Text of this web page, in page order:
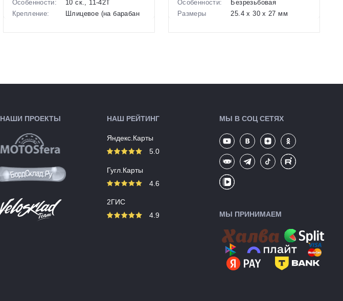
Особенности:
10 ск., 11-42T
Крепление:
Шлицевое (на барабан
(выпускаемые):
Особенности:
Безрезьбовая
Размеры
25.4 x 30 x 27 мм
(выпускаемые):
НАШИ ПРОЕКТЫ НАШ РЕЙТИНГ
Яндекс.Карты
5.0
Гугл.Карты
4.6
2ГИС
4.9
МЫ В СОЦ СЕТЯХ
МЫ ПРИНИМАЕМ